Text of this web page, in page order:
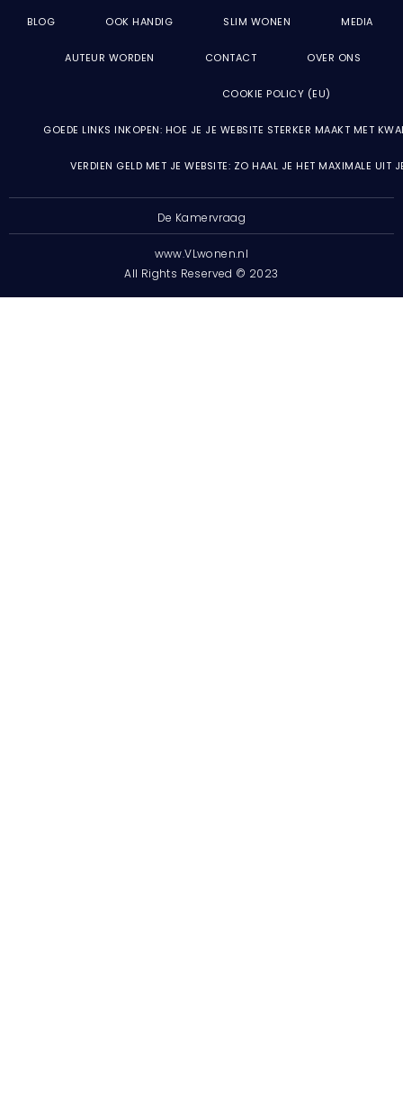
BLOG OOK HANDIG SLIM WONEN MEDIA
AUTEUR WORDEN CONTACT OVER ONS
COOKIE POLICY (EU)
GOEDE LINKS INKOPEN: HOE JE JE WEBSITE STERKER MAAKT MET
VERDIEN GELD MET JE WEBSITE: ZO HAAL JE HET MAXIMALE UIT
De Kamervraag
www.VLwonen.nl
All Rights Reserved © 2023